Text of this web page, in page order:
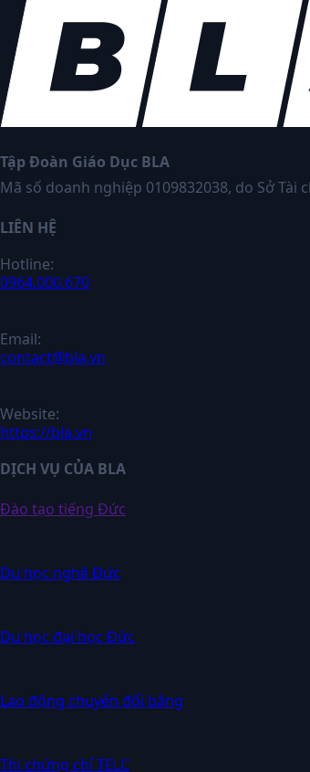
Tập Đoàn Giáo Dục BLA
Mã số doanh nghiệp 0109832038, do Sở Tài
LIÊN HỆ
Hotline:
0964.000.670
Email:
contact@bla.vn
Website:
https://bla.vn
DỊCH VỤ CỦA BLA
Đào tạo tiếng Đức
Du học nghề Đức
Du học đại học Đức
Lao động chuyển đổi bằng
Thi chứng chỉ TELC